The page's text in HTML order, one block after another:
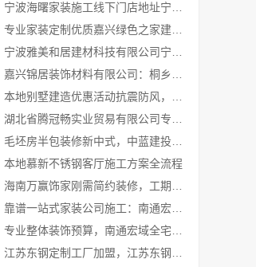
专业家装定制优质嘉兴绿色之家建材科技有限公司
毛坯房半包装修新中式，中蓝建投精工细作
本地慕新不锈钢客厅施工方案全流程